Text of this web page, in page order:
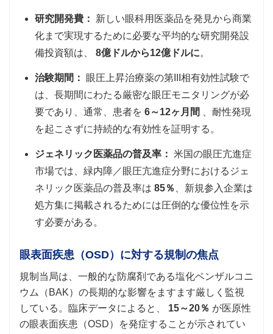
研究開発費：
新しい眼科用医薬品を発見から商業
化まで実現するために必要な平均的な研究開発設
備投資額は、 8億ドルから12億ドルに。
治験期間：
眼圧上昇治療薬の第III相有効性試験で
は、長期間にわたる厳密な眼圧モニタリングが必
要であり、通常、患者を 6～12ヶ月間
、耐性発現
を起こさずに持続的な有効性を証明する。
ジェネリック医薬品の普及率： 米国の眼圧亢進症
市場では、緑内障／眼圧亢進症分野におけるジェ
ネリック医薬品の普及率は 85％
、新規参入企業は
処方集に掲載されるためには圧倒的な優位性を示
す必要がある。
眼表面疾患（OSD）に対する規制の焦点
規制当局は、一般的な防腐剤である塩化ベンザルコニ
ウム（BAK）の長期的な影響をますます厳しく監視
している。臨床データによると、 15～20％ が医原性
の眼表面疾患（OSD）を発症することが示されてい